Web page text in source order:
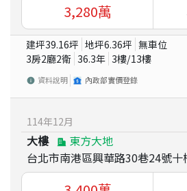
3,280萬
建坪39.16坪 地坪6.36坪 無車位
3房2廳2衛 36.3年 3樓/13樓
資料說明 內政部實價登錄
114年12月
大樓
東方大地
台北市南港區興華路30巷24號十